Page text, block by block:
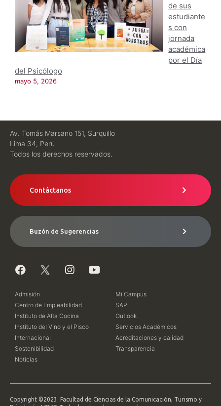
de sus
estudiante
s con
jornada
académica
por el Día
del Psicólogo
mayo 5, 2026
Av. Tomás Marsano 151, Surquillo
Lima 34, Perú
Todos los derechos reservados.
Contáctanos
Buzón de Sugerencias
Admisión
Centro de Empleabilidad
Instituto de Alta Cocina
Instituto del Vino y el Pisco
Internacional
Sostenibilidad
Noticias
Mi Campus
SAP
Outlook
Servicios Académicos
Acreditaciones y calidad
Transparencia
Copyright ©2023. Facultad de Ciencias de la Comunicación, Turismo y